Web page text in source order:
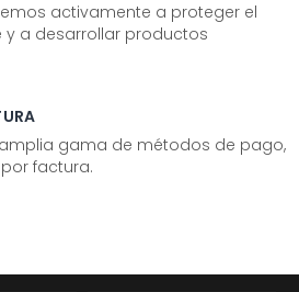
activamente a proteger el
a desarrollar productos
gama de métodos de pago,
factura.